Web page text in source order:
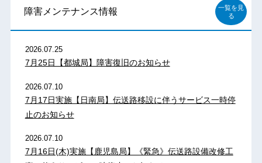
障害メンテナンス情報
一覧を見
る
2026.07.25
7月25日【都城局】障害復旧のお知らせ
2026.07.10
7月17日実施【日南局】伝送路移設に伴うサービス一時停
止のお知らせ
2026.07.10
7月16日(木)実施【鹿児島局】《緊急》伝送路設備改修工